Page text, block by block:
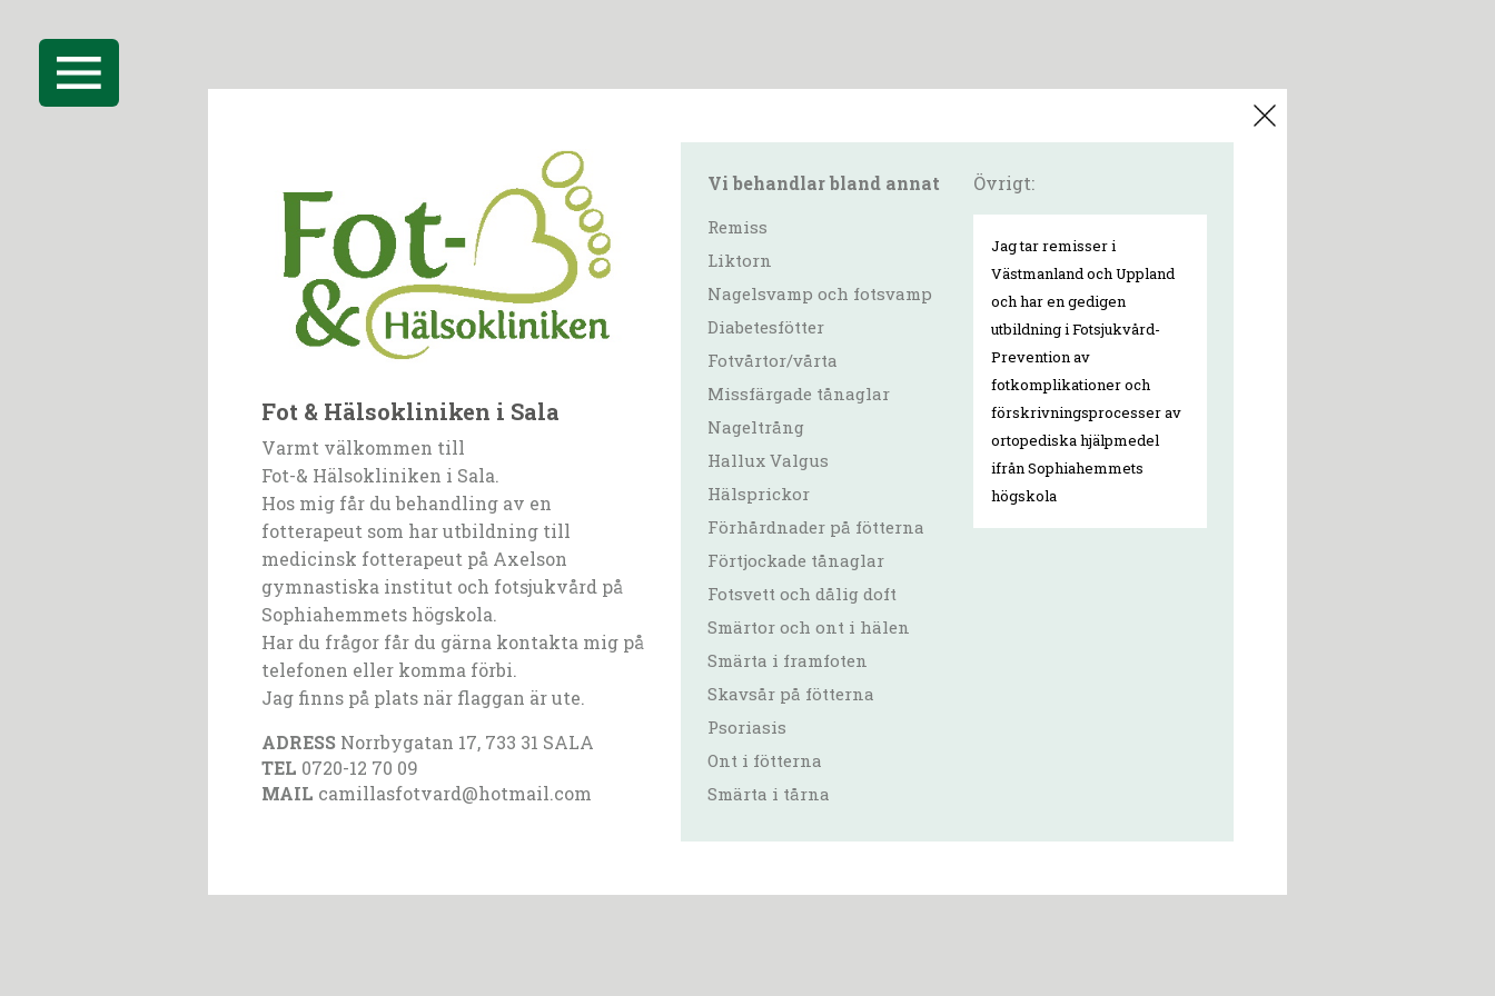
Fot & Hälsokliniken i Sala
Varmt välkommen till
Fot-& Hälsokliniken i Sala.
Hos mig får du behandling av en
fotterapeut som har utbildning till
medicinsk fotterapeut på Axelson
gymnastiska institut och fotsjukvård på
Sophiahemmets högskola.
Har du frågor får du gärna kontakta mig på
telefonen eller komma förbi.
Jag finns på plats när flaggan är ute.
ADRESS Norrbygatan 17, 733 31 SALA
TEL 0720-12 70 09
MAIL camillasfotvard@hotmail.com
Vi behandlar bland annat
Remiss
Liktorn
Nagelsvamp och fotsvamp
Diabetesfötter
Fotvårtor/vårta
Missfärgade tånaglar
Nageltrång
Hallux Valgus
Hälsprickor
Förhårdnader på fötterna
Förtjockade tånaglar
Fotsvett och dålig doft
Smärtor och ont i hälen
Smärta i framfoten
Skavsår på fötterna
Psoriasis
Ont i fötterna
Smärta i tårna
Övrigt:
Jag tar remisser i
Västmanland och Uppland
och har en gedigen
utbildning i Fotsjukvård-
Prevention av
fotkomplikationer och
förskrivningsprocesser av
ortopediska hjälpmedel
ifrån Sophiahemmets
högskola